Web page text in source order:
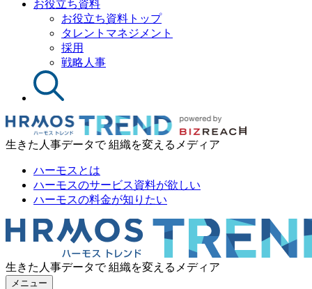
お役立ち資料
お役立ち資料トップ
タレントマネジメント
採用
戦略人事
生きた人事データで 組織を変えるメディア
ハーモスとは
ハーモスのサービス資料が欲しい
ハーモスの料金が知りたい
生きた人事データで 組織を変えるメディア
メニュー